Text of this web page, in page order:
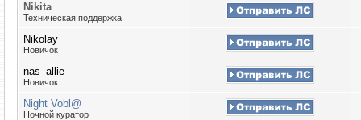
Nikita
Техническая поддержка
Nikolay
Новичок
nas_allie
Новичок
Night Vobl@
Ночной куратор